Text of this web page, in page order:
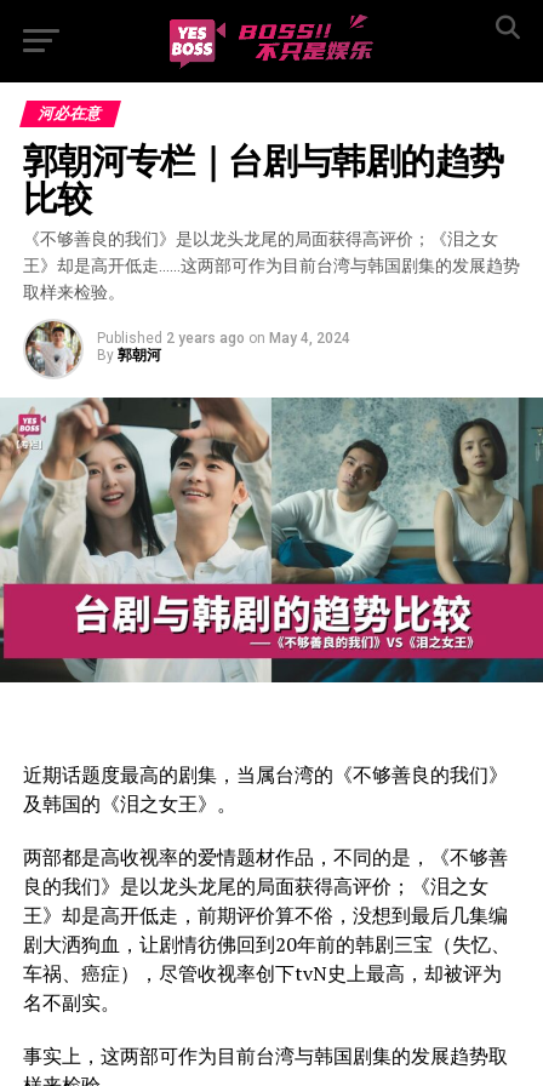
河必在意
郭朝河专栏｜台剧与韩剧的趋势
比较
《不够善良的我们》是以龙头龙尾的局面获得高评价；《泪之女
王》却是高开低走……这两部可作为目前台湾与韩国剧集的发展趋势
取样来检验。
Published 2 years ago on May 4, 2024
By 郭朝河
近期话题度最高的剧集，当属台湾的《不够善良的我们》
及韩国的《泪之女王》。
两部都是高收视率的爱情题材作品，不同的是，《不够善
良的我们》是以龙头龙尾的局面获得高评价；《泪之女
王》却是高开低走，前期评价算不俗，没想到最后几集编
剧大洒狗血，让剧情彷佛回到20年前的韩剧三宝（失忆、
车祸、癌症），尽管收视率创下tvN史上最高，却被评为
名不副实。
事实上，这两部可作为目前台湾与韩国剧集的发展趋势取